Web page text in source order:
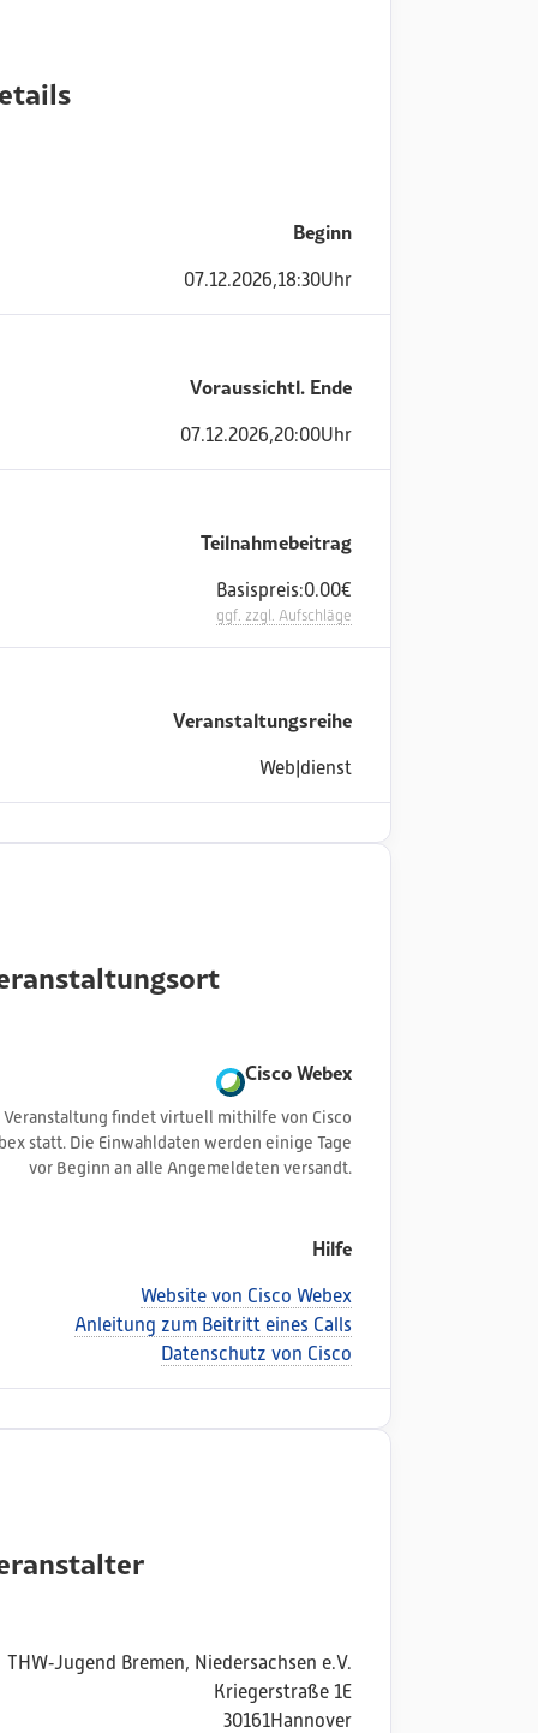
Beginn
07.12.2026,18:30Uhr
Voraussichtl. Ende
07.12.2026,20:00Uhr
Teilnahmebeitrag
Basispreis:0.00€
ggf. zzgl. Aufschläge
Veranstaltungsreihe
Web|dienst
Cisco Webex
Veranstaltung findet virtuell mithilfe von Cisco
statt. Die Einwahldaten werden einige Tage
vor Beginn an alle Angemeldeten versandt.
Hilfe
Website von Cisco Webex
Anleitung zum Beitritt eines Calls
Datenschutz von Cisco
THW‑Jugend Bremen, Niedersachsen e.V.
Kriegerstraße 1E
30161Hannover